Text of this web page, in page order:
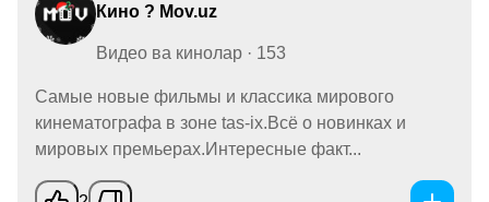
Кино ? Mov.uz
Видео ва кинолар · 153
Самые новые фильмы и классика мирового
кинематографа в зоне tas-ix.Всё о новинках и
мировых премьерах.Интересные факт...